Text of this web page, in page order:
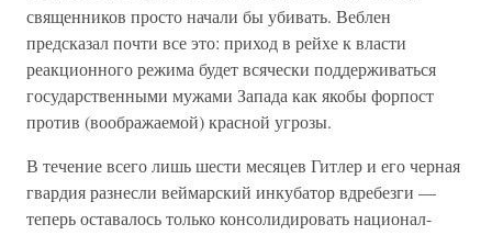
священников просто начали бы убивать. Веблен
предсказал почти все это: приход в рейхе к власти
реакционного режима будет всячески поддерживаться
государственными мужами Запада как якобы форпост
против (воображаемой) красной угрозы.
В течение всего лишь шести месяцев Гитлер и его черная
гвардия разнесли веймарский инкубатор вдребезги —
теперь оставалось только консолидировать национал-